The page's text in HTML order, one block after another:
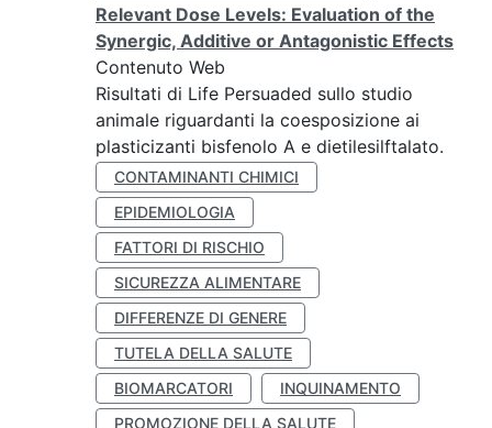
Relevant Dose Levels: Evaluation of the
Synergic, Additive or Antagonistic Effects
Contenuto Web
Risultati di Life Persuaded sullo studio
animale riguardanti la coesposizione ai
plasticizanti bisfenolo A e dietilesilftalato.
CONTAMINANTI CHIMICI
EPIDEMIOLOGIA
FATTORI DI RISCHIO
SICUREZZA ALIMENTARE
DIFFERENZE DI GENERE
TUTELA DELLA SALUTE
BIOMARCATORI
INQUINAMENTO
PROMOZIONE DELLA SALUTE